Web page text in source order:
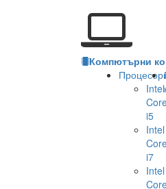
Компютърни
Intel
i5
Intel
i7
Intel